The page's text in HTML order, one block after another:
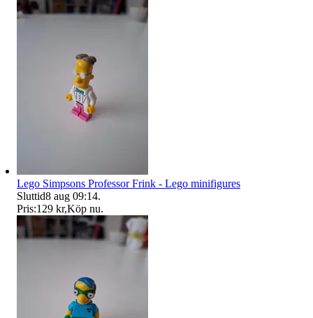
Lego Simpsons Professor Frink - Lego minifigures
Sluttid8 aug 09:14.
Pris:129 kr,Köp nu.